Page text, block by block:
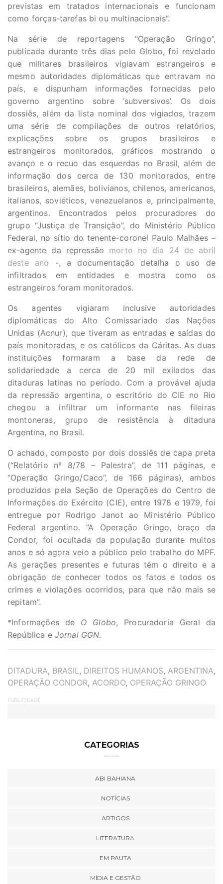
previstas em tratados internacionais e funcionam
como forças-tarefas bi ou multinacionais”.
Na série de reportagens “Operação Gringo”,
publicada durante três dias pelo Globo, foi revelado
que militares brasileiros vigiavam estrangeiros e
mesmo autoridades diplomáticas que entravam no
país, e dispunham informações fornecidas pelo
governo argentino sobre ‘subversivos’. Os dois
dossiês, além da lista nominal dos vigiados, trazem
uma série de compilações de outros relatórios,
explicações sobre os grupos brasileiros e
estrangeiros monitorados, gráficos mostrando o
avanço e o recuo das esquerdas no Brasil, além de
informação dos cerca de 130 monitorados, entre
brasileiros, alemães, bolivianos, chilenos, americanos,
italianos, soviéticos, venezuelanos e, principalmente,
argentinos. Encontrados pelos procuradores do
grupo “Justiça de Transição”, do Ministério Público
Federal, no sítio do tenente-coronel Paulo Malhães –
ex-agente da repressão morto no dia 24 de abril
deste ano -, a documentação detalha o uso de
infiltrados em entidades e mostra como os
estrangeiros foram monitorados.
Os agentes vigiaram inclusive autoridades
diplomáticas do Alto Comissariado das Nações
Unidas (Acnur), que tiveram as entradas e saídas do
país monitoradas, e os católicos da Cáritas. As duas
instituições formaram a base da rede de
solidariedade a cerca de 20 mil exilados das
ditaduras latinas no período. Com a provável ajuda
da repressão argentina, o escritório do CIE no Rio
chegou a infiltrar um informante nas fileiras
montoneras, grupo de resistência à ditadura
Argentina, no Brasil.
O achado, composto por dois dossiês de capa preta
(“Relatório nº 8/78 – Palestra”, de 111 páginas, e
“Operação Gringo/Caco”, de 166 páginas), ambos
produzidos pela Seção de Operações do Centro de
Informações do Exército (CIE), entre 1978 e 1979, foi
entregue por Rodrigo Janot ao Ministério Público
Federal argentino. “A Operação Gringo, braço da
Condor, foi ocultada da população durante muitos
anos e só agora veio a público pelo trabalho do MPF.
As gerações presentes e futuras têm o direito e a
obrigação de conhecer todos os fatos e todos os
crimes e violações ocorridos, para que não mais se
repitam”.
*Informações de O Globo, Procuradoria Geral da
República e Jornal GGN.
TAGS
DITADURA, BRASIL, DIREITOS HUMANOS, ARGENTINA,
OPERAÇÃO CONDOR, ACORDO, OPERAÇÃO GRINGO
PUBLICIDADE
CATEGORIAS
ABI BAHIANA
NOTÍCIAS
ARTIGOS
LITERATURA
EM PAUTA
MÍDIA E GESTÃO